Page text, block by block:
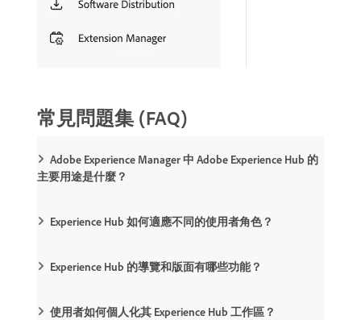
常見問題集 (FAQ)
Adobe Experience Manager 中 Adobe Experience Hub 的
主要用途是什麼？
Experience Hub 如何適應不同的使用者角色？
Experience Hub 的導覽和版面有哪些功能？
使用者如何個人化其 Experience Hub 工作區？